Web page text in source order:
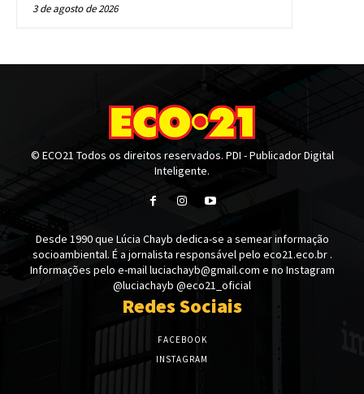
3 de agosto de 2026
© ECO21 Todos os direitos reservados. PDI - Publicador Digital
Inteligente.
Desde 1990 que Lúcia Chayb dedica-se a semear informação
socioambiental. É a jornalista responsável pelo eco21.eco.br .
Informações pelo e-mail luciachayb@gmail.com e no Instagram
@luciachayb @eco21_oficial
Redes Sociais
FACEBOOK
INSTAGRAM